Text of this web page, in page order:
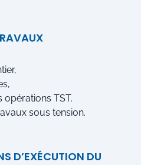
TST.
sous tension.
D’EXÉCUTION DU